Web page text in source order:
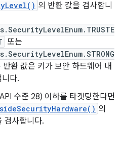
의 반환 값을 검사합니
또는
반환 값은 키가 보안 하드웨어 내
다.
수준 28) 이하를 타겟팅한다면
의
검사합니다.